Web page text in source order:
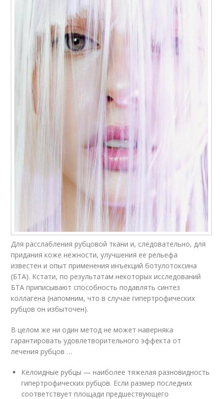
Для расслабления рубцовой ткани и, следовательно, для
придания коже нежности, улучшения ее рельефа
известен и опыт применения инъекций ботулотоксина
(БТА). Кстати, по результатам некоторых исследований
БТА приписывают способность подавлять синтез
коллагена (напомним, что в случае гипертрофических
рубцов он избыточен).
В целом же ни один метод не может наверняка
гарантировать удовлетворительного эффекта от
лечения рубцов …
Келоидные рубцы — наиболее тяжелая разновидность
гипертрофических рубцов. Если размер последних
соответствует площади предшествующего